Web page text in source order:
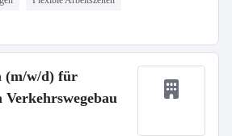
(m/w/d) für